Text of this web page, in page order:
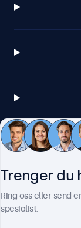
Trenger du
Ring oss eller send
spesialist.